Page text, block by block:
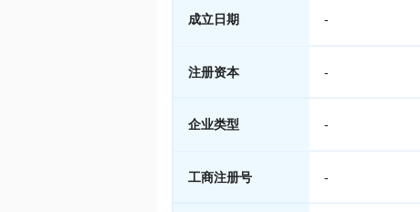
成立日期 -
注册资本 -
企业类型 -
工商注册号 -